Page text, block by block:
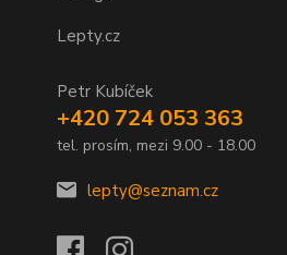
Lepty.cz
Petr Kubíček
+420 724 053 363
tel. prosím, mezi 9.00 - 18.00
lepty@seznam.cz